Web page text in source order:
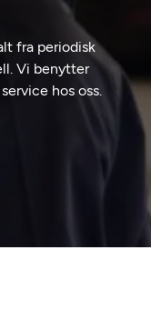
fra periodisk
Vi benytter
hos oss.